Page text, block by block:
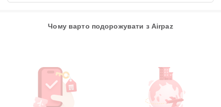
Чому варто подорожувати з Airpaz